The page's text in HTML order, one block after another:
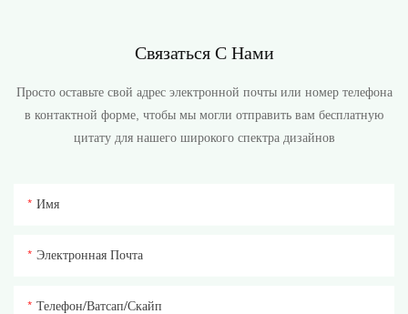
Связаться С Нами
Просто оставьте свой адрес электронной почты или номер телефона
в контактной форме, чтобы мы могли отправить вам бесплатную
цитату для нашего широкого спектра дизайнов
Имя
Электронная Почта
Телефон/ватсап/скайп